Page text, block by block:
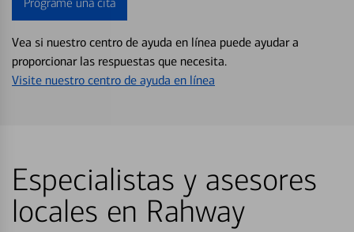
Vea si nuestro centro de ayuda en línea puede ayudar a
proporcionar las respuestas que necesita.
Visite nuestro centro de ayuda en línea
Especialistas y asesores
locales en Rahway